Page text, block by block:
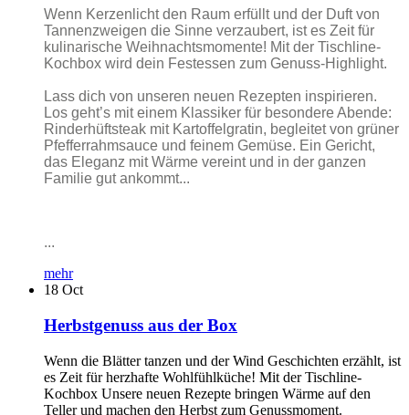
Wenn Kerzenlicht den Raum erfüllt und der Duft von
Tannenzweigen die Sinne verzaubert, ist es Zeit für
kulinarische Weihnachtsmomente! Mit der Tischline-
Kochbox wird dein Festessen zum Genuss-Highlight.
Lass dich von unseren neuen Rezepten inspirieren.
Los geht’s mit einem Klassiker für besondere Abende:
Rinderhüftsteak mit Kartoffelgratin, begleitet von grüner
Pfefferrahmsauce und feinem Gemüse. Ein Gericht,
das Eleganz mit Wärme vereint und in der ganzen
Familie gut ankommt...
...
mehr
18 Oct
Herbstgenuss aus der Box
Wenn die Blätter tanzen und der Wind Geschichten erzählt, ist
es Zeit für herzhafte Wohlfühlküche! Mit der Tischline-
Kochbox Unsere neuen Rezepte bringen Wärme auf den
Teller und machen den Herbst zum Genussmoment.